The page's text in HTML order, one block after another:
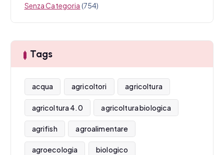
Senza Categoria (754)
Tags
acqua agricoltori agricoltura
agricoltura 4.0 agricoltura biologica
agrifish agroalimentare
agroecologia biologico